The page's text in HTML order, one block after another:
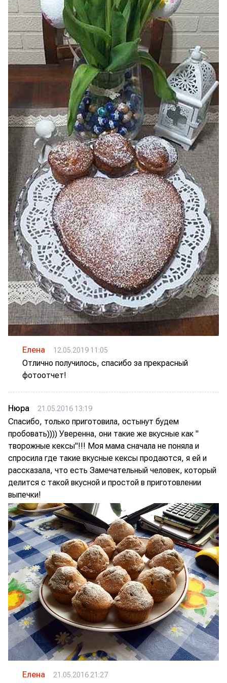
Елена 12.05.2019 11:05
Отлично получилось, спасибо за прекрасный
фотоотчет!
Нюра 21.05.2016 13:19
Спасибо, только приготовила, остынут будем
пробовать)))) Уверенна, они такие же вкусные как "
творожные кексы"!!! Моя мама сначала не поняла и
спросила где такие вкусные кексы продаются, я ей и
рассказала, что есть Замечательный человек, который
делится с такой вкусной и простой в приготовлении
выпечки!
Елена 21.05.2016 21:27